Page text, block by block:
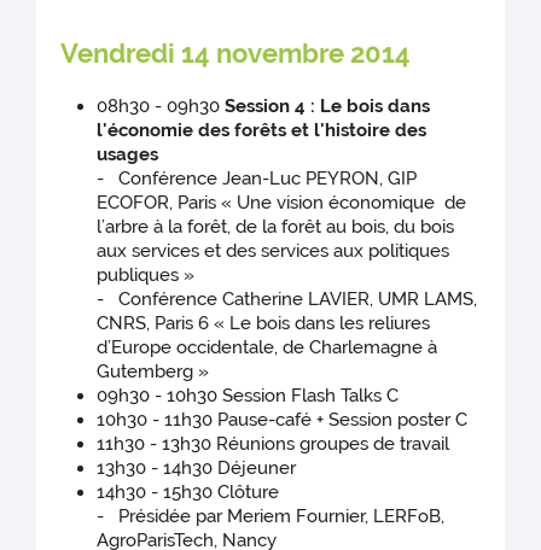
Vendredi 14 novembre 2014
08h30 - 09h30Session 4 : Le bois dans
l'économie des forêts et l'histoire des
usages
- Conférence Jean-Luc PEYRON, GIP
ECOFOR, Paris « Une vision économique de
l’arbre à la forêt, de la forêt au bois, du bois
aux services et des services aux politiques
publiques »
- Conférence Catherine LAVIER, UMR LAMS,
CNRS, Paris 6 « Le bois dans les reliures
d’Europe occidentale, de Charlemagne à
Gutemberg »
09h30 - 10h30 Session Flash Talks C
10h30 - 11h30 Pause-café + Session poster C
11h30 - 13h30 Réunions groupes de travail
13h30 - 14h30 Déjeuner
14h30 - 15h30 Clôture
- Présidée par Meriem Fournier, LERFoB,
AgroParisTech, Nancy